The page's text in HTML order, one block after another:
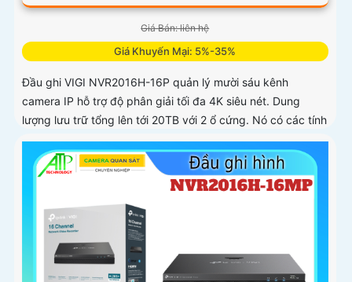
Giá Bán: liên hệ
Giá Khuyến Mại: 5%-35%
Đầu ghi VIGI NVR2016H-16P quản lý mười sáu kênh
camera IP hỗ trợ độ phân giải tối đa 4K siêu nét. Dung
lượng lưu trữ tổng lên tới 20TB với 2 ổ cứng. Nó có các tính
năng AI thông...